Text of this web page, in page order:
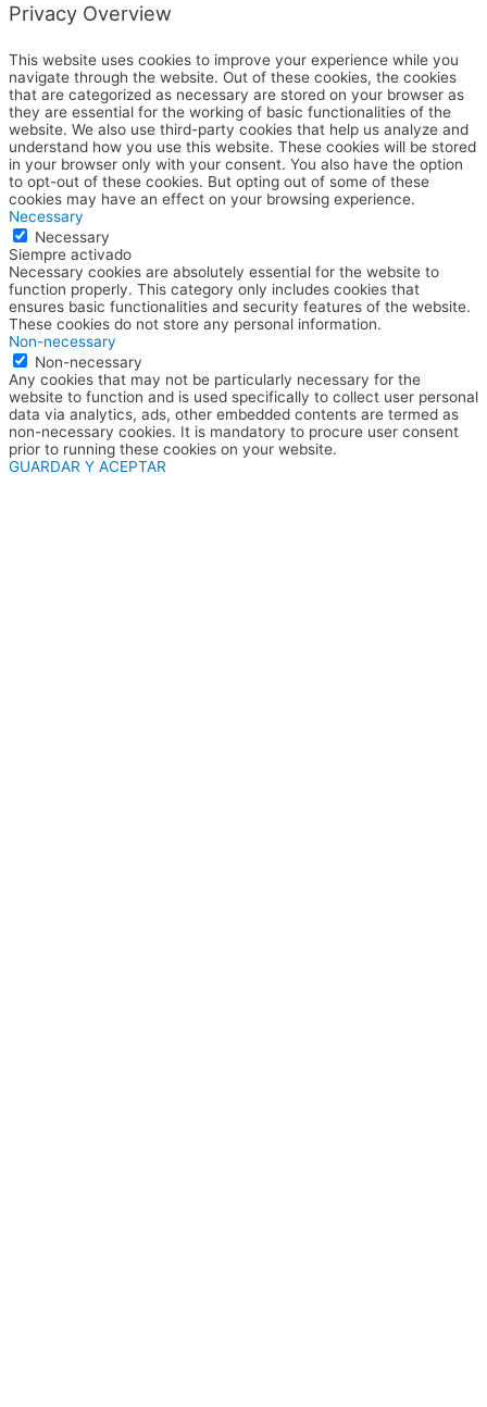
Privacy Overview
This website uses cookies to improve your experience while you
navigate through the website. Out of these cookies, the cookies
that are categorized as necessary are stored on your browser as
they are essential for the working of basic functionalities of the
website. We also use third-party cookies that help us analyze and
understand how you use this website. These cookies will be stored
in your browser only with your consent. You also have the option
to opt-out of these cookies. But opting out of some of these
cookies may have an effect on your browsing experience.
Necessary
Necessary
Siempre activado
Necessary cookies are absolutely essential for the website to
function properly. This category only includes cookies that
ensures basic functionalities and security features of the website.
These cookies do not store any personal information.
Non-necessary
Non-necessary
Any cookies that may not be particularly necessary for the
website to function and is used specifically to collect user personal
data via analytics, ads, other embedded contents are termed as
non-necessary cookies. It is mandatory to procure user consent
prior to running these cookies on your website.
GUARDAR Y ACEPTAR